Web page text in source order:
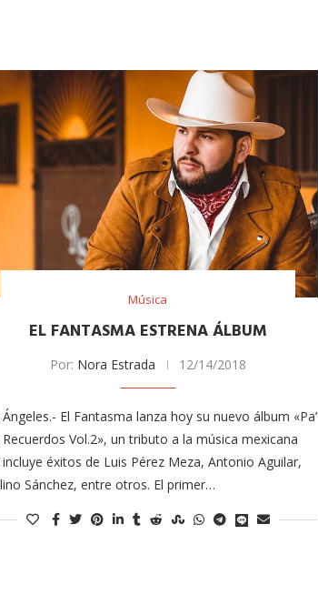
Música
EL FANTASMA ESTRENA ÁLBUM
Por: Nora Estrada 12/14/2018
El Fantasma lanza hoy su nuevo álbum «Pa’
Vol.2», un tributo a la música mexicana
éxitos de Luis Pérez Meza, Antonio Aguilar,
Sánchez, entre otros. El primer…